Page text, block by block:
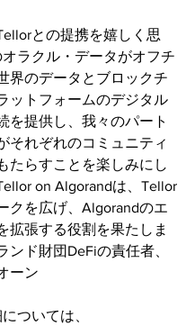
との提携を嬉しく思
ラクル・データがオフチ
界のデータとブロックチ
ットフォームのデジタル
を提供し、我々のパート
それぞれのコミュニティ
たらすことを楽しみにし
on Algorandは、Tellor
クを広げ、Algorandのエ
拡張する役割を果たしま
ンド財団DeFiの責任者、
ーン
ついては、